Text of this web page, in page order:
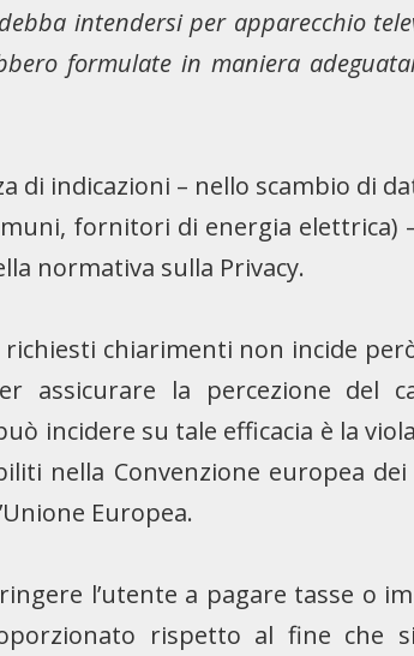
intendersi per apparecchio
formulate in maniera
di indicazioni – nello scambio di
fornitori di energia elettrica)
normativa sulla Privacy.
chiarimenti non incide
assicurare la percezione del
incidere su tale efficacia è la
nella Convenzione europea
Europea.
l’utente a pagare tasse o
rispetto al fine che